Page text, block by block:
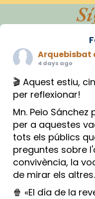
Arquebisbat
4 days ago
🎬 Aquest estiu,
per reflexionar!
Mn. Peio Sánchez
per a aquestes
tots els públics
preguntes sobre
convivència, la
de mirar els altres.
🍿 «El día de la